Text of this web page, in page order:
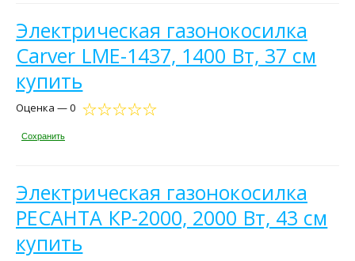
Электрическая газонокосилка
Carver LME-1437, 1400 Вт, 37 см
купить
Оценка — 0
Сохранить
Электрическая газонокосилка
РЕСАНТА КР-2000, 2000 Вт, 43 см
купить